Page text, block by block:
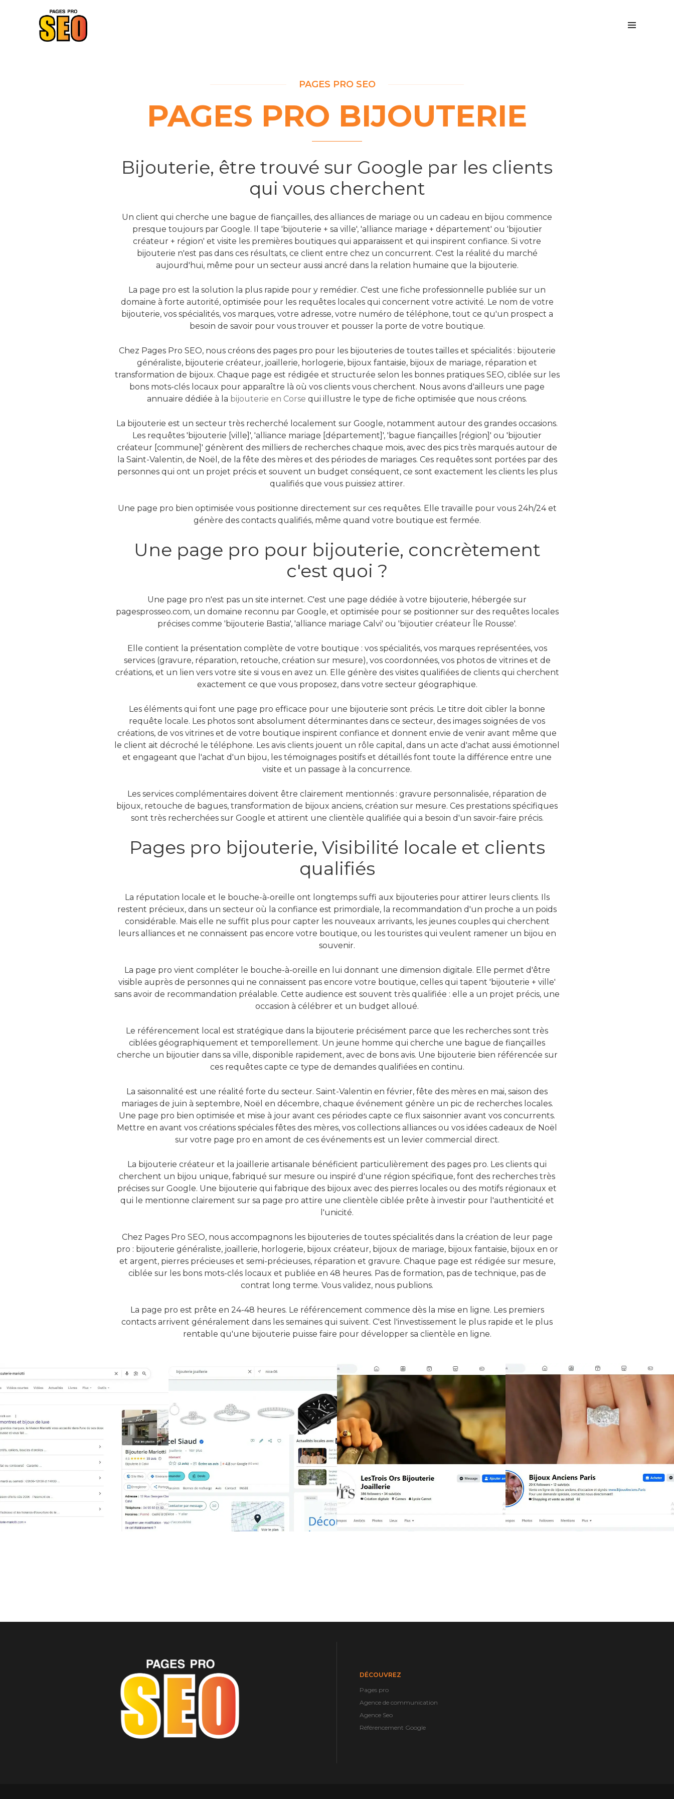
PAGES PRO SEO
PAGES PRO BIJOUTERIE
Bijouterie, être trouvé sur Google par les clients
qui vous cherchent
Un client qui cherche une bague de fiançailles, des alliances de mariage ou un cadeau en bijou commence
presque toujours par Google. Il tape 'bijouterie + sa ville', 'alliance mariage + département' ou 'bijoutier
créateur + région' et visite les premières boutiques qui apparaissent et qui inspirent confiance. Si votre
bijouterie n'est pas dans ces résultats, ce client entre chez un concurrent. C'est la réalité du marché
aujourd'hui, même pour un secteur aussi ancré dans la relation humaine que la bijouterie.
La page pro est la solution la plus rapide pour y remédier. C'est une fiche professionnelle publiée sur un
domaine à forte autorité, optimisée pour les requêtes locales qui concernent votre activité. Le nom de votre
bijouterie, vos spécialités, vos marques, votre adresse, votre numéro de téléphone, tout ce qu'un prospect a
besoin de savoir pour vous trouver et pousser la porte de votre boutique.
Chez Pages Pro SEO, nous créons des pages pro pour les bijouteries de toutes tailles et spécialités : bijouterie
généraliste, bijouterie créateur, joaillerie, horlogerie, bijoux fantaisie, bijoux de mariage, réparation et
transformation de bijoux. Chaque page est rédigée et structurée selon les bonnes pratiques SEO, ciblée sur les
bons mots-clés locaux pour apparaître là où vos clients vous cherchent. Nous avons d'ailleurs une page
annuaire dédiée à la bijouterie en Corse qui illustre le type de fiche optimisée que nous créons.
La bijouterie est un secteur très recherché localement sur Google, notamment autour des grandes occasions.
Les requêtes 'bijouterie [ville]', 'alliance mariage [département]', 'bague fiançailles [région]' ou 'bijoutier
créateur [commune]' génèrent des milliers de recherches chaque mois, avec des pics très marqués autour de
la Saint-Valentin, de Noël, de la fête des mères et des périodes de mariages. Ces requêtes sont portées par des
personnes qui ont un projet précis et souvent un budget conséquent, ce sont exactement les clients les plus
qualifiés que vous puissiez attirer.
Une page pro bien optimisée vous positionne directement sur ces requêtes. Elle travaille pour vous 24h/24 et
génère des contacts qualifiés, même quand votre boutique est fermée.
Une page pro pour bijouterie, concrètement
c'est quoi ?
Une page pro n'est pas un site internet. C'est une page dédiée à votre bijouterie, hébergée sur
pagesprosseo.com, un domaine reconnu par Google, et optimisée pour se positionner sur des requêtes locales
précises comme 'bijouterie Bastia', 'alliance mariage Calvi' ou 'bijoutier créateur Île Rousse'.
Elle contient la présentation complète de votre boutique : vos spécialités, vos marques représentées, vos
services (gravure, réparation, retouche, création sur mesure), vos coordonnées, vos photos de vitrines et de
créations, et un lien vers votre site si vous en avez un. Elle génère des visites qualifiées de clients qui cherchent
exactement ce que vous proposez, dans votre secteur géographique.
Les éléments qui font une page pro efficace pour une bijouterie sont précis. Le titre doit cibler la bonne
requête locale. Les photos sont absolument déterminantes dans ce secteur, des images soignées de vos
créations, de vos vitrines et de votre boutique inspirent confiance et donnent envie de venir avant même que
le client ait décroché le téléphone. Les avis clients jouent un rôle capital, dans un acte d'achat aussi émotionnel
et engageant que l'achat d'un bijou, les témoignages positifs et détaillés font toute la différence entre une
visite et un passage à la concurrence.
Les services complémentaires doivent être clairement mentionnés : gravure personnalisée, réparation de
bijoux, retouche de bagues, transformation de bijoux anciens, création sur mesure. Ces prestations spécifiques
sont très recherchées sur Google et attirent une clientèle qualifiée qui a besoin d'un savoir-faire précis.
Pages pro bijouterie, Visibilité locale et clients
qualifiés
La réputation locale et le bouche-à-oreille ont longtemps suffi aux bijouteries pour attirer leurs clients. Ils
restent précieux, dans un secteur où la confiance est primordiale, la recommandation d'un proche a un poids
considérable. Mais elle ne suffit plus pour capter les nouveaux arrivants, les jeunes couples qui cherchent
leurs alliances et ne connaissent pas encore votre boutique, ou les touristes qui veulent ramener un bijou en
souvenir.
La page pro vient compléter le bouche-à-oreille en lui donnant une dimension digitale. Elle permet d'être
visible auprès de personnes qui ne connaissent pas encore votre boutique, celles qui tapent 'bijouterie + ville'
sans avoir de recommandation préalable. Cette audience est souvent très qualifiée : elle a un projet précis, une
occasion à célébrer et un budget alloué.
Le référencement local est stratégique dans la bijouterie précisément parce que les recherches sont très
ciblées géographiquement et temporellement. Un jeune homme qui cherche une bague de fiançailles
cherche un bijoutier dans sa ville, disponible rapidement, avec de bons avis. Une bijouterie bien référencée sur
ces requêtes capte ce type de demandes qualifiées en continu.
La saisonnalité est une réalité forte du secteur. Saint-Valentin en février, fête des mères en mai, saison des
mariages de juin à septembre, Noël en décembre, chaque événement génère un pic de recherches locales.
Une page pro bien optimisée et mise à jour avant ces périodes capte ce flux saisonnier avant vos concurrents.
Mettre en avant vos créations spéciales fêtes des mères, vos collections alliances ou vos idées cadeaux de Noël
sur votre page pro en amont de ces événements est un levier commercial direct.
La bijouterie créateur et la joaillerie artisanale bénéficient particulièrement des pages pro. Les clients qui
cherchent un bijou unique, fabriqué sur mesure ou inspiré d'une région spécifique, font des recherches très
précises sur Google. Une bijouterie qui fabrique des bijoux avec des pierres locales ou des motifs régionaux et
qui le mentionne clairement sur sa page pro attire une clientèle ciblée prête à investir pour l'authenticité et
l'unicité.
Chez Pages Pro SEO, nous accompagnons les bijouteries de toutes spécialités dans la création de leur page
pro : bijouterie généraliste, joaillerie, horlogerie, bijoux créateur, bijoux de mariage, bijoux fantaisie, bijoux en or
et argent, pierres précieuses et semi-précieuses, réparation et gravure. Chaque page est rédigée sur mesure,
ciblée sur les bons mots-clés locaux et publiée en 48 heures. Pas de formation, pas de technique, pas de
contrat long terme. Vous validez, nous publions.
La page pro est prête en 24-48 heures. Le référencement commence dès la mise en ligne. Les premiers
contacts arrivent généralement dans les semaines qui suivent. C'est l'investissement le plus rapide et le plus
rentable qu'une bijouterie puisse faire pour développer sa clientèle en ligne.
DÉCOUVREZ
Pages pro
Agence de communication
Agence Seo
Référencement Google